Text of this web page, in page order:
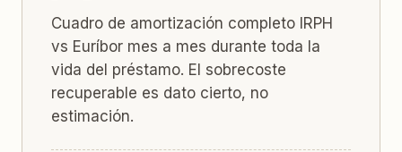
Cuadro de amortización completo IRPH
vs Euríbor mes a mes durante toda la
vida del préstamo. El sobrecoste
recuperable es dato cierto, no
estimación.